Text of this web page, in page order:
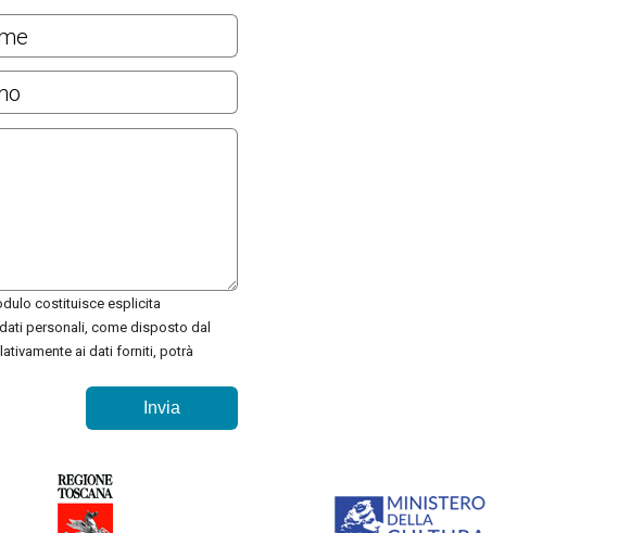
costituisce esplicita
personali, come disposto dal
ai dati forniti, potrà